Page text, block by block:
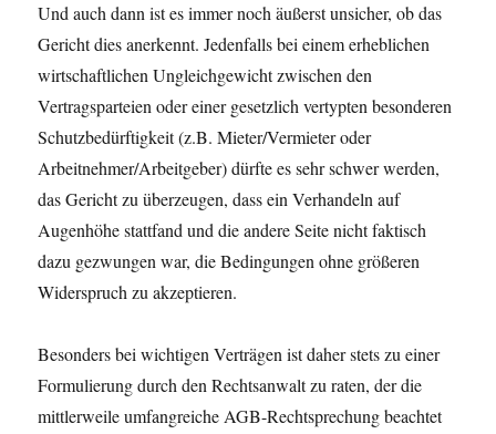
Und auch dann ist es immer noch äußerst unsicher, ob das
Gericht dies anerkennt. Jedenfalls bei einem erheblichen
wirtschaftlichen Ungleichgewicht zwischen den
Vertragsparteien oder einer gesetzlich vertypten besonderen
Schutzbedürftigkeit (z.B. Mieter/Vermieter oder
Arbeitnehmer/Arbeitgeber) dürfte es sehr schwer werden,
das Gericht zu überzeugen, dass ein Verhandeln auf
Augenhöhe stattfand und die andere Seite nicht faktisch
dazu gezwungen war, die Bedingungen ohne größeren
Widerspruch zu akzeptieren.
Besonders bei wichtigen Verträgen ist daher stets zu einer
Formulierung durch den Rechtsanwalt zu raten, der die
mittlerweile umfangreiche AGB-Rechtsprechung beachtet